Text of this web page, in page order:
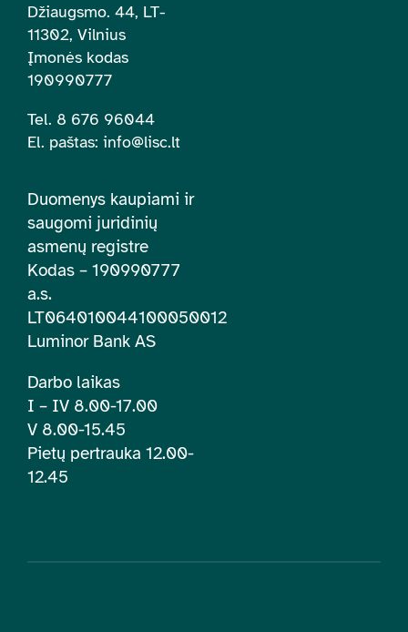
Džiaugsmo. 44, LT-
11302, Vilnius
Įmonės kodas
190990777
Tel. 8 676 96044
El. paštas: info@lisc.lt
Duomenys kaupiami ir
saugomi juridinių
asmenų registre
Kodas – 190990777
a.s.
LT064010044100050012
Luminor Bank AS
Darbo laikas
I – IV 8.00-17.00
V 8.00-15.45
Pietų pertrauka 12.00-
12.45